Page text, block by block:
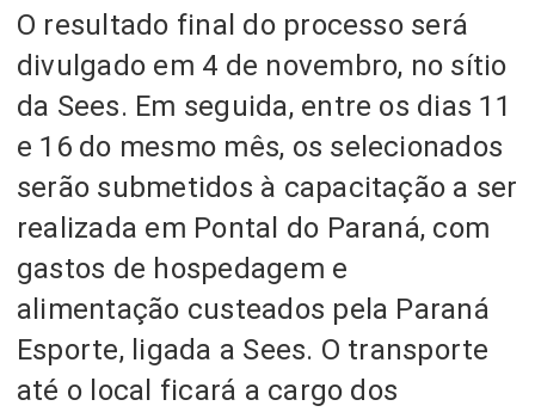
O resultado final do processo será
divulgado em 4 de novembro, no sítio
da Sees. Em seguida, entre os dias 11
e 16 do mesmo mês, os selecionados
serão submetidos à capacitação a ser
realizada em Pontal do Paraná, com
gastos de hospedagem e
alimentação custeados pela Paraná
Esporte, ligada a Sees. O transporte
até o local ficará a cargo dos